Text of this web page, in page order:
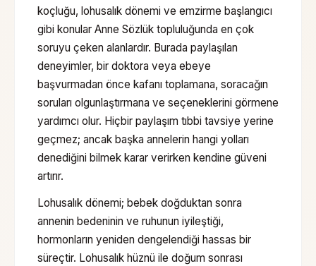
koçluğu, lohusalık dönemi ve emzirme başlangıcı
gibi konular Anne Sözlük topluluğunda en çok
soruyu çeken alanlardır. Burada paylaşılan
deneyimler, bir doktora veya ebeye
başvurmadan önce kafanı toplamana, soracağın
soruları olgunlaştırmana ve seçeneklerini görmene
yardımcı olur. Hiçbir paylaşım tıbbi tavsiye yerine
geçmez; ancak başka annelerin hangi yolları
denediğini bilmek karar verirken kendine güveni
artırır.
Lohusalık dönemi; bebek doğduktan sonra
annenin bedeninin ve ruhunun iyileştiği,
hormonların yeniden dengelendiği hassas bir
süreçtir. Lohusalık hüznü ile doğum sonrası